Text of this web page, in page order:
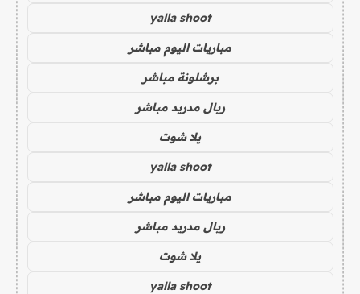
yalla shoot
مباريات اليوم مباشر
برشلونة مباشر
ريال مدريد مباشر
يلا شوت
yalla shoot
مباريات اليوم مباشر
ريال مدريد مباشر
يلا شوت
yalla shoot